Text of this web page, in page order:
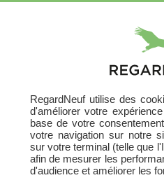
Acheter
630
En
RegardNeuf utilise des
d'améliorer votre
base de votre
votre navigation sur notre
sur votre terminal (telle que
afin de mesurer les
d'audience et améliorer les